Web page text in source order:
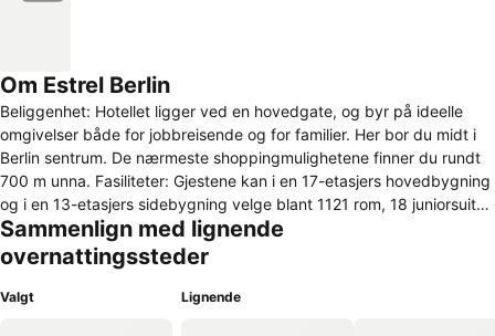
Om Estrel Berlin
Beliggenhet: Hotellet ligger ved en hovedgate, og byr på ideelle
omgivelser både for jobbreisende og for familier. Her bor du midt i
Berlin sentrum. De nærmeste shoppingmulighetene finner du rundt
700 m unna. Fasiliteter: Gjestene kan i en 17-etasjers hovedbygning
og i en 13-etasjers sidebygning velge blant 1121 rom, 18 juniorsuiter,
63 suiter og 1028 dobbeltrom. Det vennlige personalet i
resepsjonen hjelper deg gjerne med alt du måtte lure på.
Overnattingsstedets fasiliteter omfatter en garderobe,
bagasjeoppbevaring, en safe, et vekslingskontor og en minibank.
Sammenlign med lignende
overnattingssteder
Valgt Lignende